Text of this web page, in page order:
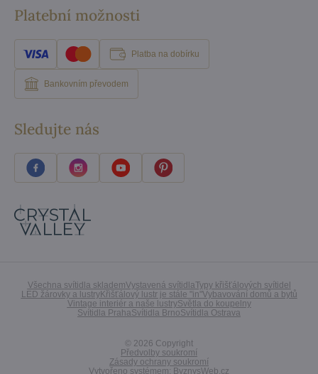
Platební možnosti
Platba na dobírku
Bankovním převodem
Sledujte nás
Všechna svítidla sklademVystavená svítidlaTypy křišťálových svítidel
LED žárovky a lustryKřišťálový lustr je stále "in"Vybavování domů a bytů
Vintage interiér a naše lustrySvětla do koupelny
Svítidla PrahaSvítidla BrnoSvítidla Ostrava
© 2026 Copyright
Předvolby soukromí
Zásady ochrany soukromí
Vytvořeno systémem: ByznysWeb.cz